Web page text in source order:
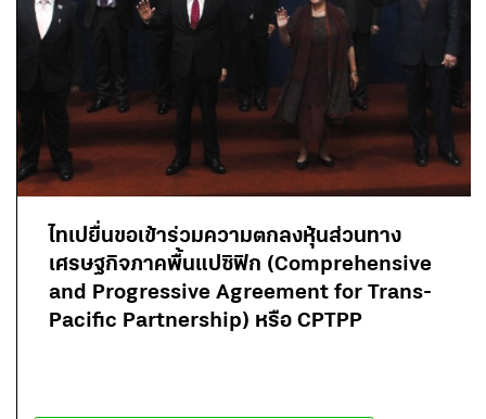
ไทเปยื่นขอเข้าร่วมความตกลงหุ้นส่วนทาง
เศรษฐกิจภาคพื้นแปซิฟิก (Comprehensive
and Progressive Agreement for Trans-
Pacific Partnership) หรือ CPTPP